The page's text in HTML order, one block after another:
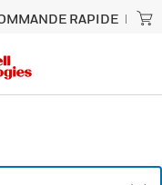
RAPIDE